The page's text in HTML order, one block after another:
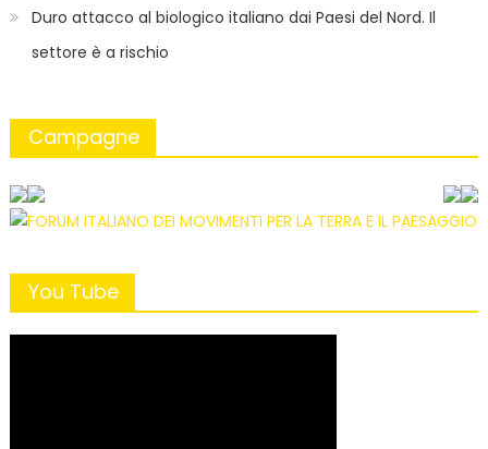
Duro attacco al biologico italiano dai Paesi del Nord. Il
settore è a rischio
Campagne
You Tube